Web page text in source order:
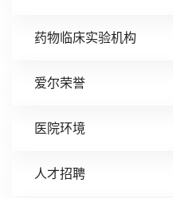
药物临床实验机构
爱尔荣誉
医院环境
人才招聘